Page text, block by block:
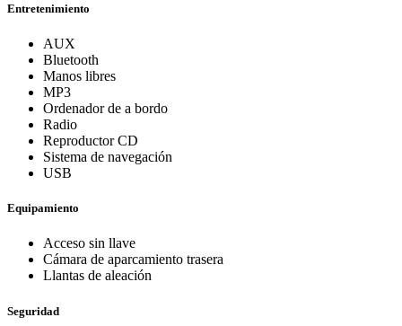
Entretenimiento
AUX
Bluetooth
Manos libres
MP3
Ordenador de a bordo
Radio
Reproductor CD
Sistema de navegación
USB
Equipamiento
Acceso sin llave
Cámara de aparcamiento trasera
Llantas de aleación
Seguridad